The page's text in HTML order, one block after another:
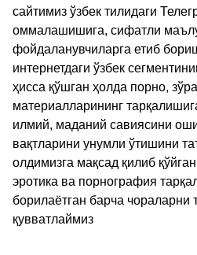
сайтимиз ўзбек тилидаги
оммалашишига, сифатли
фойдаланувчиларга етиб
интернетдаги ўзбек
ҳисса қўшган ҳолда порно,
материалларининг
илмий, маданий савиясини
вақтларини унумли ўтишини
олдимизга мақсад қилиб
эротика ва порнография
борилаётган барча чораларни
қувватлаймиз